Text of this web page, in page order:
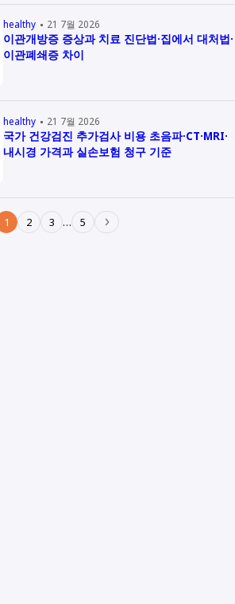
healthy 21 7월 2026
이관개방증 증상과 치료 진단법·집에서 대처법·
이관폐쇄증 차이
healthy 21 7월 2026
국가 건강검진 추가검사 비용 초음파·CT·MRI·
내시경 가격과 실손보험 청구 기준
1 2 3 … 5